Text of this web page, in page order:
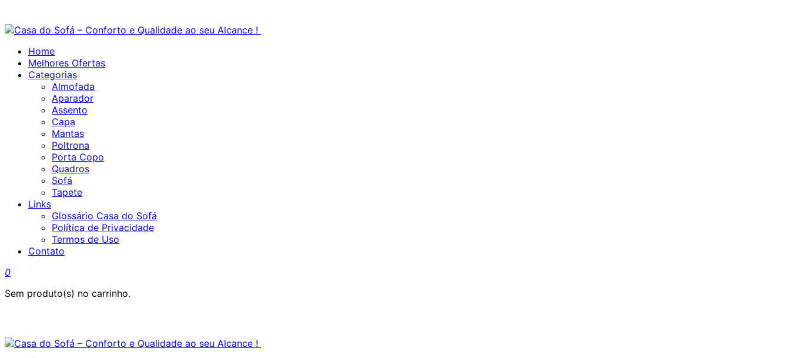
Home
Melhores Ofertas
Categorias
Almofada
Aparador
Assento
Capa
Mantas
Poltrona
Porta Copo
Quadros
Sofá
Tapete
Links
Glossário Casa do Sofá
Política de Privacidade
Termos de Uso
Contato
0
Sem produto(s) no carrinho.